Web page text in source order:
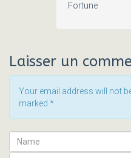
Fortune
Laisser un
Your email address will not
marked *